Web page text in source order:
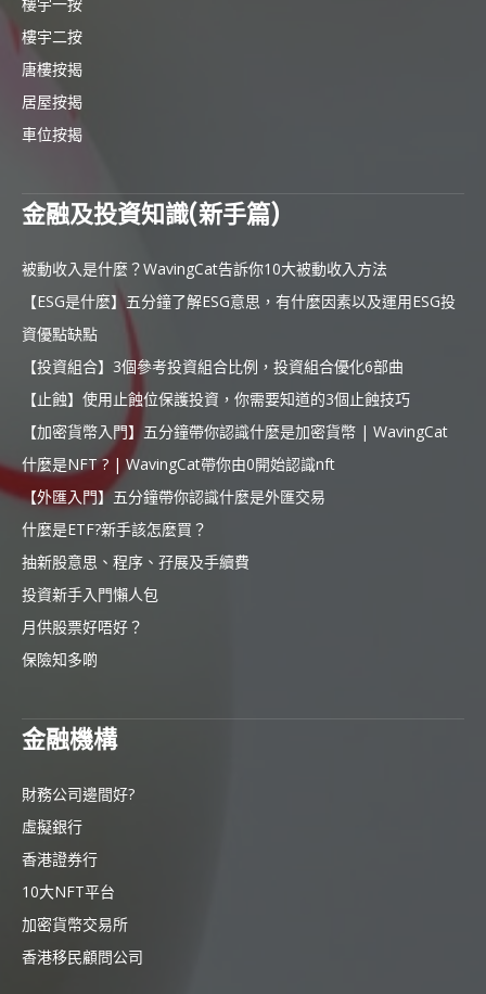
樓宇二按
唐樓按揭
居屋按揭
車位按揭
金融及投資知識(新手篇)
被動收入是什麼？WavingCat告訴你10大被動收入方法
【ESG是什麼】五分鐘了解ESG意思，有什麼因素以及運用ESG投
資優點缺點
【投資組合】3個參考投資組合比例，投資組合優化6部曲
【止蝕】使用止蝕位保護投資，你需要知道的3個止蝕技巧
【加密貨幣入門】五分鐘帶你認識什麼是加密貨幣 | WavingCat
什麼是NFT ? | WavingCat帶你由0開始認識nft
【外匯入門】五分鐘帶你認識什麼是外匯交易
什麼是ETF?新手該怎麼買？
抽新股意思、程序、孖展及手續費
投資新手入門懶人包
月供股票好唔好？
保險知多啲
金融機構
財務公司邊間好?
虛擬銀行
香港證券行
10大NFT平台
加密貨幣交易所
香港移民顧問公司